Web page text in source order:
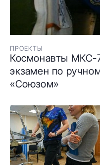
ПРОЕКТЫ
Космонавты МКС-
экзамен по
«Союзом»